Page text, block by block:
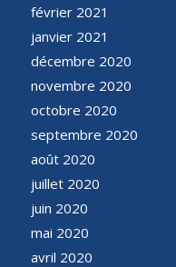
février 2021
janvier 2021
décembre 2020
novembre 2020
octobre 2020
septembre 2020
août 2020
juillet 2020
juin 2020
mai 2020
avril 2020